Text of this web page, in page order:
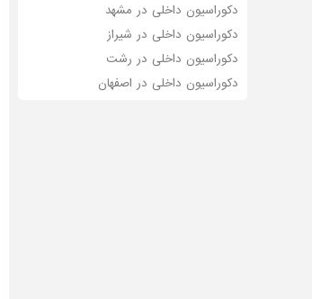
دکوراسیون داخلی در مشهد
دکوراسیون داخلی در شیراز
دکوراسیون داخلی در رشت
دکوراسیون داخلی در اصفهان